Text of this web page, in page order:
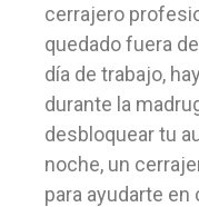
cerrajero
quedado fuera
día de trabajo,
durante la
desbloquear tu
noche, un
para ayudarte